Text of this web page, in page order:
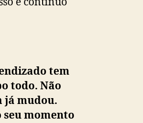
tem
todo. Não
já mudou.
seu momento